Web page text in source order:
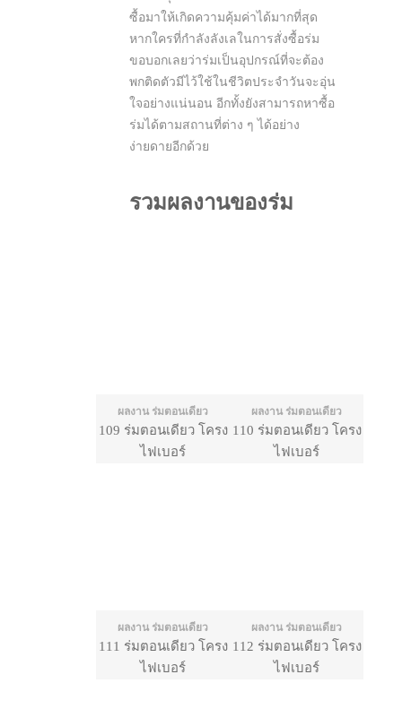
ซื้อมาให้เกิดความคุ้มค่าได้มากที่สุด
หากใครที่กำลังลังเลในการสั่งซื้อร่ม
ขอบอกเลยว่าร่มเป็นอุปกรณ์ที่จะต้อง
พกติดตัวมีไว้ใช้ในชีวิตประจำวันจะอุ่น
ใจอย่างแน่นอน อีกทั้งยังสามารถหาซื้อ
ร่มได้ตามสถานที่ต่าง ๆ ได้อย่าง
ง่ายดายอีกด้วย
รวมผลงานของร่ม
ผลงาน ร่มตอนเดียว
109 ร่มตอนเดียว โครง
ไฟเบอร์
ผลงาน ร่มตอนเดียว
110 ร่มตอนเดียว โครง
ไฟเบอร์
ผลงาน ร่มตอนเดียว
111 ร่มตอนเดียว โครง
ไฟเบอร์
ผลงาน ร่มตอนเดียว
112 ร่มตอนเดียว โครง
ไฟเบอร์